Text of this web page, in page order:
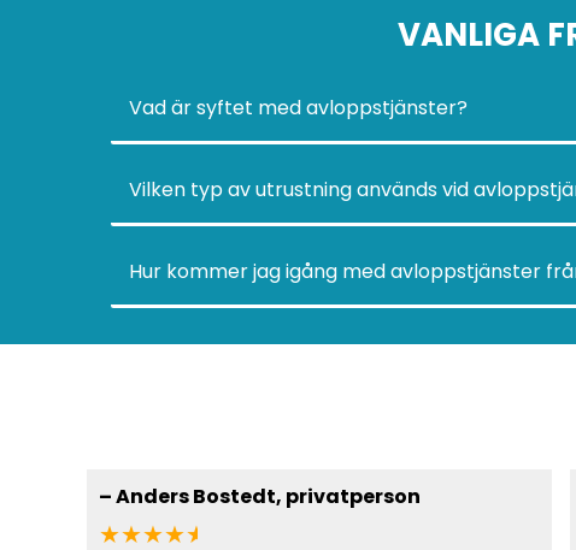
VANLIGA
Vad är syftet med avloppstjänster?
Vilken typ av utrustning används vid
Hur kommer jag igång med avloppstjänster
–Anders Bostedt, privatperson
★★★★★